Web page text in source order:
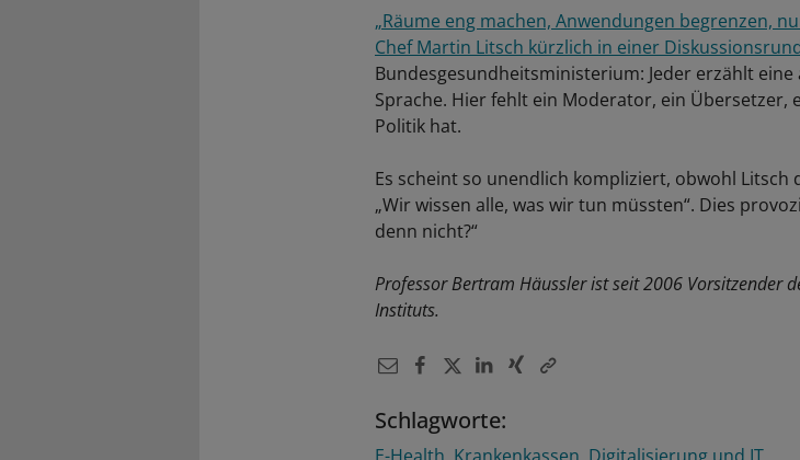
„Räume eng machen, Anwendungen begrenzen,
Chef Martin Litsch kürzlich in einer
Bundesgesundheitsministerium: Jeder erzählt
Sprache. Hier fehlt ein Moderator, ein Übersetzer,
Politik hat.
Es scheint so unendlich kompliziert, obwohl Litsch
„Wir wissen alle, was wir tun müssten“. Dies
denn nicht?“
Professor Bertram Häussler ist seit 2006 Vorsitzender
Instituts.
Schlagworte: